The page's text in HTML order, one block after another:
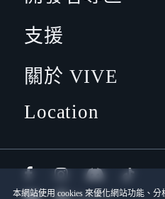
本網站使用 cookies 來優化網站功能、
支援
關於 VIVE
Location